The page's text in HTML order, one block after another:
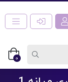
0